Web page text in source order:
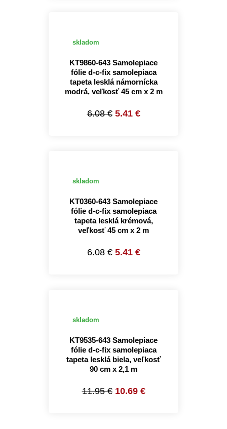
skladom
KT9860-643 Samolepiace
fólie d-c-fix samolepiaca
tapeta lesklá námornícka
modrá, veľkosť 45 cm x 2 m
6.08 € 5.41 €
skladom
KT0360-643 Samolepiace
fólie d-c-fix samolepiaca
tapeta lesklá krémová,
veľkosť 45 cm x 2 m
6.08 € 5.41 €
skladom
KT9535-643 Samolepiace
fólie d-c-fix samolepiaca
tapeta lesklá biela, veľkosť
90 cm x 2,1 m
11.95 € 10.69 €